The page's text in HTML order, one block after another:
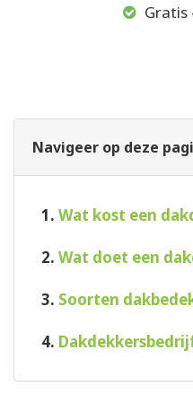
Gratis
Navigeer op deze
1. Wat kost een
2. Wat doet een
3. Soorten
4.